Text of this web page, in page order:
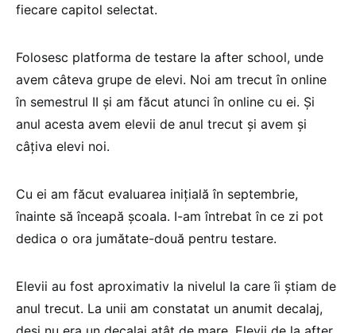
fiecare capitol selectat.
Folosesc platforma de testare la after school, unde
avem câteva grupe de elevi. Noi am trecut în online
în semestrul II și am făcut atunci în online cu ei. Și
anul acesta avem elevii de anul trecut și avem și
câțiva elevi noi.
Cu ei am făcut evaluarea inițială în septembrie,
înainte să înceapă școala. I-am întrebat în ce zi pot
dedica o ora jumătate-două pentru testare.
Elevii au fost aproximativ la nivelul la care îi știam de
anul trecut. La unii am constatat un anumit decalaj,